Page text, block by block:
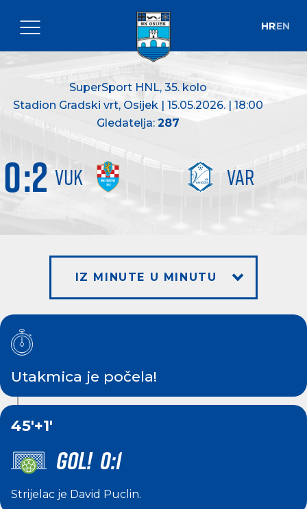
HREN
SuperSport HNL, 35. kolo
Stadion Gradski vrt, Osijek | 15.05.2026. | 18:00
Gledatelja:287
VUK VAR
0:2
IZ MINUTE U MINUTU
Utakmica je počela!
45'+1'
GOL! 0:1
Strijelac je David Puclin.